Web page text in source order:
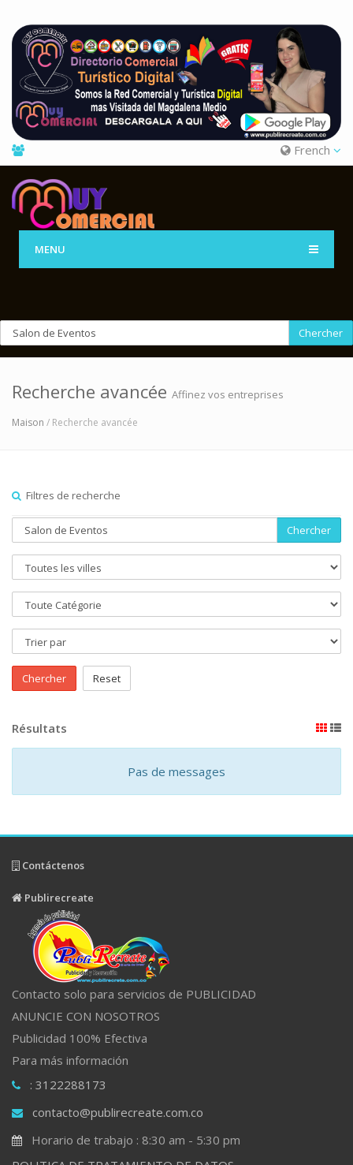
French
MENU
Chercher
Recherche avancée Affinez vos entreprises
Maison / Recherche avancée
Filtres de recherche
Chercher
Chercher Reset
Résultats
Pas de messages
Contáctenos
Publirecreate
Contacto solo para servicios de PUBLICIDAD
ANUNCIE CON NOSOTROS
Publicidad 100% Efectiva
Para más información
: 3122288173
contacto@publirecreate.com.co
Horario de trabajo : 8:30 am - 5:30 pm